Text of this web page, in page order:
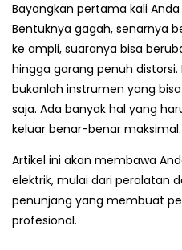
Bayangkan pertama kali
Bentuknya gagah, senarnya
ke ampli, suaranya bisa
hingga garang penuh
bukanlah instrumen yang
saja. Ada banyak hal yang
keluar benar-benar maksimal.
Artikel ini akan membawa
elektrik, mulai dari peralatan
penunjang yang membuat
profesional.